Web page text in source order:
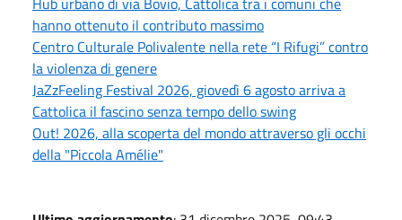
hanno ottenuto il contributo massimo
Centro Culturale Polivalente nella rete “I Rifugi” contro
la violenza di genere
JaZzFeeling Festival 2026, giovedì 6 agosto arriva a
Cattolica il fascino senza tempo dello swing
Out! 2026, alla scoperta del mondo attraverso gli occhi
della "Piccola Amélie"